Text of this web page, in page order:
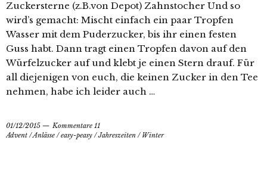
Zuckersterne (z.B.von Depot) Zahnstocher Und so
wird’s gemacht: Mischt einfach ein paar Tropfen
Wasser mit dem Puderzucker, bis ihr einen festen
Guss habt. Dann tragt einen Tropfen davon auf den
Würfelzucker auf und klebt je einen Stern drauf. Für
all diejenigen von euch, die keinen Zucker in den Tee
nehmen, habe ich leider auch …
01/12/2015
Kommentare 11
Advent /Anlässe /easy-peasy /Jahreszeiten / Winter